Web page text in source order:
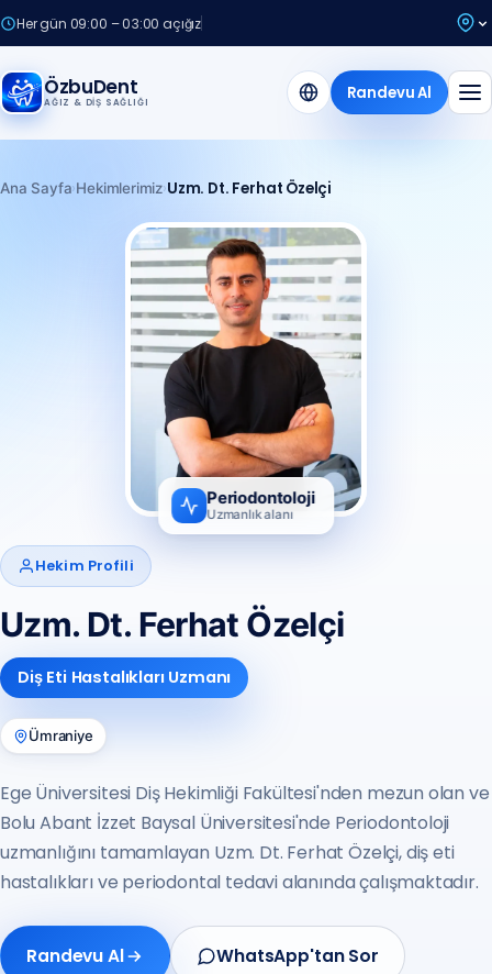
Her gün 09:00 – 03:00 açığız
ÖzbuDent
AĞIZ & DIŞ SAĞLIĞI Randevu Al
Ana Sayfa›Hekimlerimiz›Uzm. Dt. Ferhat Özelçi
Hekim Profili
Uzm. Dt. Ferhat Özelçi
Diş Eti Hastalıkları Uzmanı
Ümraniye
Ege Üniversitesi Diş Hekimliği Fakültesi'nden mezun olan ve
Bolu Abant İzzet Baysal Üniversitesi'nde Periodontoloji
uzmanlığını tamamlayan Uzm. Dt. Ferhat Özelçi, diş eti
hastalıkları ve periodontal tedavi alanında çalışmaktadır.
Randevu Al WhatsApp'tan Sor
Periodontoloji
Uzmanlık alanı